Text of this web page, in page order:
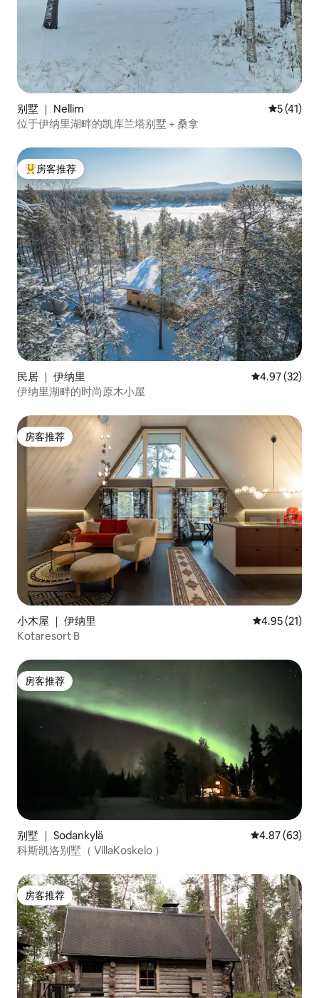
别墅 ｜ Nellim 平均评分
5 (41)
位于伊纳里湖畔的凯库兰塔别墅 + 桑拿
热门「房客推荐」
房客推荐
民居 ｜ 伊纳里 平均评分
4.97 (32)
伊纳里湖畔的时尚原木小屋
房客推荐
房客推荐
小木屋 ｜ 伊纳里 平均评分
4.95 (21)
Kotaresort B
房客推荐
房客推荐
别墅 ｜ Sodankylä 平均评分
4.87 (63)
科斯凯洛别墅（ VillaKoskelo ）
房客推荐
房客推荐